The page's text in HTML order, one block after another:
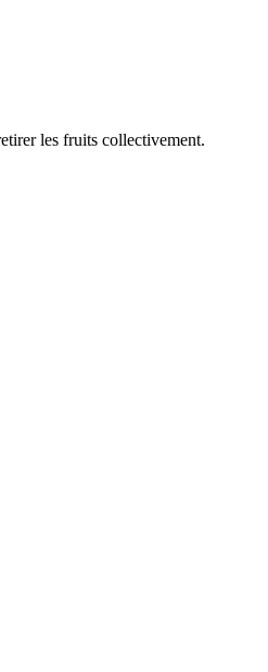
les fruits collectivement.